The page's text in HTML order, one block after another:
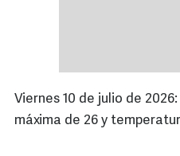
Viernes 10 de julio de
máxima de 26 y